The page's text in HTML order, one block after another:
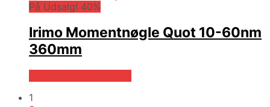
På Udsalg! 40%
Irimo Momentnøgle Quot 10-60nm
360mm
1